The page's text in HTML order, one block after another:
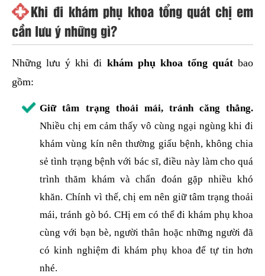
Khi đi khám phụ khoa tổng quát chị em
cần lưu ý những gì?
Những lưu ý khi đi khám phụ khoa tổng quát bao
gồm:
Giữ tâm trạng thoải mái, tránh căng thẳng.
Nhiều chị em cảm thấy vô cùng ngại ngùng khi đi
khám vùng kín nên thường giấu bệnh, không chia
sẻ tình trạng bệnh với bác sĩ, điều này làm cho quá
trình thăm khám và chẩn đoán gặp nhiều khó
khăn. Chính vì thế, chị em nên giữ tâm trạng thoải
mái, tránh gò bó. CHị em có thể đi khám phụ khoa
cùng với bạn bè, người thân hoặc những người đã
có kinh nghiệm đi khám phụ khoa để tự tin hơn
nhé.